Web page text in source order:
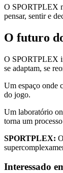
O SPORTPLEX
pensar, sentir e
O futuro
O SPORTPLEX
se adaptam, se
Um espaço onde
do jogo.
Um laboratório
torna um
SPORTPLEX:
Interessado